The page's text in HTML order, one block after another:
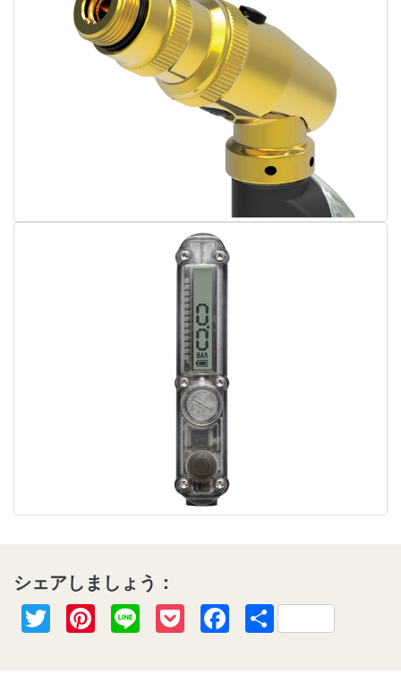
シェアしましょう：
TwitterPinterest
Line PocketFacebook
共